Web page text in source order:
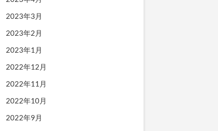
2023年3月
2023年2月
2023年1月
2022年12月
2022年11月
2022年10月
2022年9月